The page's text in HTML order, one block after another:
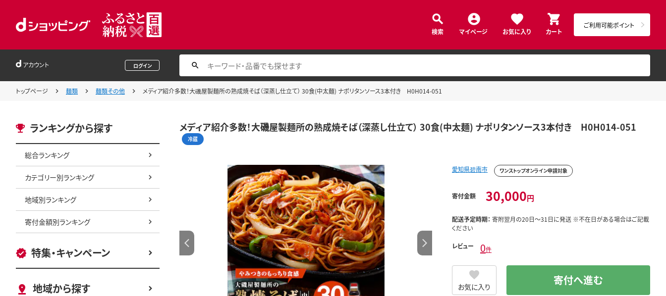
検索 マイページ お気に入り カート
ご利用可能ポイント
アカウント ログイン
トップページ 麺類 麺類その他 メディア紹介多数！大磯屋製麺所の熟成焼そば（深蒸し仕立て） 30食(中太麺) ナポリタンソース3本付き H0H014-051
ランキングから探す
総合ランキング
カテゴリー別ランキング
地域別ランキング
寄付金額別ランキング
特集・キャンペーン
地域から探す
メディア紹介多数！大磯屋製麺所の熟成焼そば（深蒸し仕立て） 30食(中太麺) ナポリタンソース3本付き H0H014-051
冷蔵
愛知県碧南市 ワンストップオンライン申請対象
寄付金額 30,000円
配送予定時期： 寄附翌月の20日～31日に発送 ※不在日がある場合はご記載
ください
レビュー 0件
お気に入り 寄付へ進む